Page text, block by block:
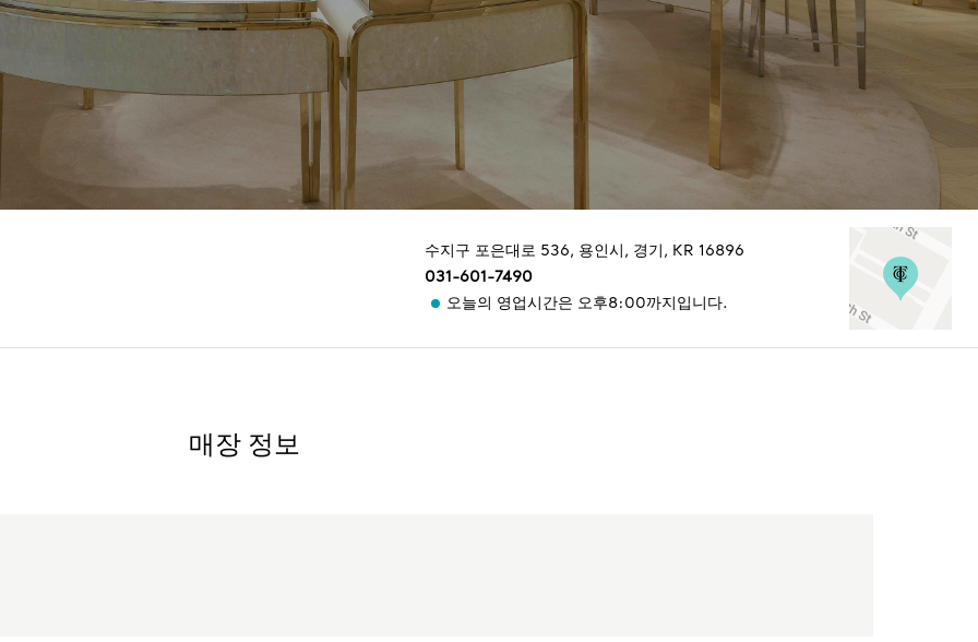
수지구 포은대로 536, 용인시 , 경기, KR 16896
031-601-7490
오늘의 영업시간은 오후8:00까지입니다.
매장 정보